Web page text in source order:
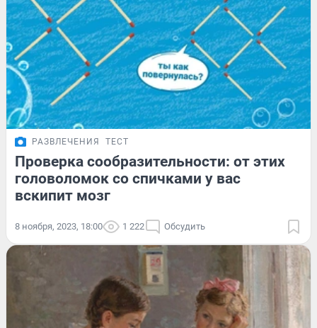
РАЗВЛЕЧЕНИЯ ТЕСТ
Проверка сообразительности: от этих
головоломок со спичками у вас
вскипит мозг
8 ноября, 2023, 18:00 1 222 Обсудить